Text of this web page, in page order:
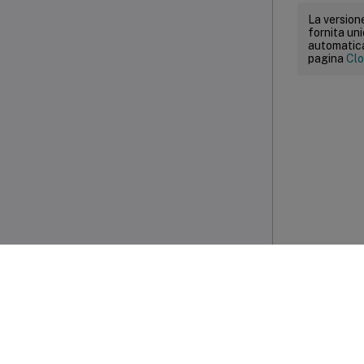
La
fornita
pagina